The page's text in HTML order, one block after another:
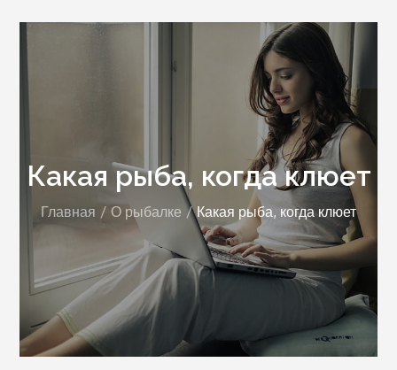
Какая рыба, когда клюет
Главная О рыбалке Какая рыба, когда клюет